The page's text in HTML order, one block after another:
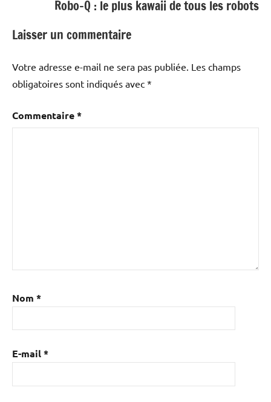
Robo-Q : le plus kawaii de tous les robots
Laisser un commentaire
Votre adresse e-mail ne sera pas publiée. Les champs
obligatoires sont indiqués avec *
Commentaire*
Nom *
E-mail*